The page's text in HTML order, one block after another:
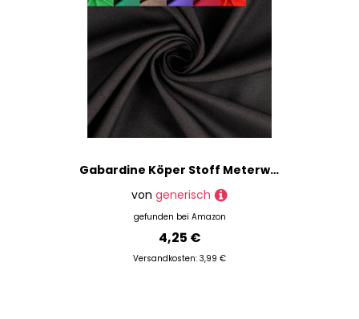
Gabardine Köper Stoff Meterware uni - robuster Polyester Twillstoff, stabiler Hosenstoff, Taschenstoff, Trenchcoat *Ab 50 cm, Farbe: 069 schwarz
von generisch
gefunden bei Amazon
4,25 €
Versandkosten: 3,99 €